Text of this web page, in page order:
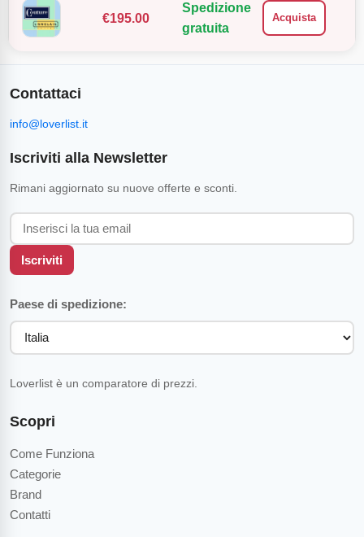
€195.00
Spedizione
gratuita
Acquista
Scopri
Come Funziona
Categorie
Brand
Contatti
Contattaci
info@loverlist.it
Iscriviti alla Newsletter
Rimani aggiornato su nuove offerte e sconti.
Iscriviti
Paese di spedizione:
Loverlist è un comparatore di prezzi.